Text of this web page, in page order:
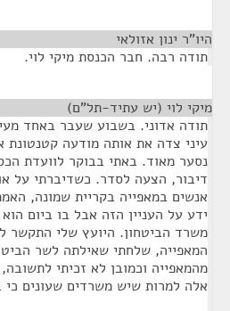
היו"ר ינון אזולאי
תודה רבה. חבר הכנסת מיקי לוי.
מיקי לוי (יש עתיד-תל"ם)
תודה אדוני. בשבוע שעבר באחד
עיני צדה את אותה מודעה קטנטונת
נסער מאוד. באתי בבוקר לוועדת
אנשים במאפייה בקריית שמונה,
ידע על העניין הזה אבל בו ביום
משרד הביטחון. היועץ שלי התקשר
המאפייה, שלחתי שאילתה לשר
מהמאפייה וכמובן לא זכיתי
אלה למרות שיש משרדים שעונים כי